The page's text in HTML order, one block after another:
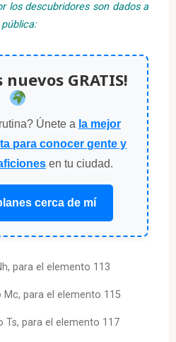
los descubridores son dados a
nuevos GRATIS!
Únete a la mejor
para conocer gente y
en tu ciudad.
cerca de mí
para el elemento 113
Mc, para el elemento 115
Ts, para el elemento 117